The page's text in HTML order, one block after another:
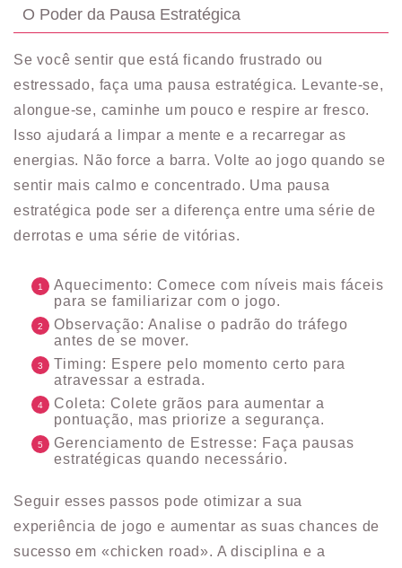
O Poder da Pausa Estratégica
Se você sentir que está ficando frustrado ou
estressado, faça uma pausa estratégica. Levante-se,
alongue-se, caminhe um pouco e respire ar fresco.
Isso ajudará a limpar a mente e a recarregar as
energias. Não force a barra. Volte ao jogo quando se
sentir mais calmo e concentrado. Uma pausa
estratégica pode ser a diferença entre uma série de
derrotas e uma série de vitórias.
Aquecimento: Comece com níveis mais fáceis
para se familiarizar com o jogo.
Observação: Analise o padrão do tráfego
antes de se mover.
Timing: Espere pelo momento certo para
atravessar a estrada.
Coleta: Colete grãos para aumentar a
pontuação, mas priorize a segurança.
Gerenciamento de Estresse: Faça pausas
estratégicas quando necessário.
Seguir esses passos pode otimizar a sua
experiência de jogo e aumentar as suas chances de
sucesso em «chicken road». A disciplina e a